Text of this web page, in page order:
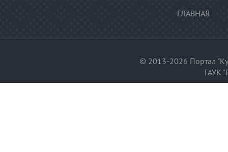
ГЛАВНАЯ
© 2013-2026 Портал
ГАУК